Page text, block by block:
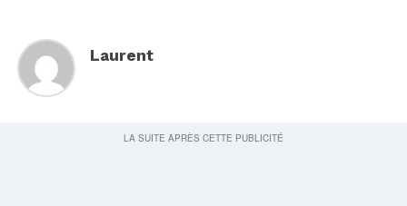
Laurent